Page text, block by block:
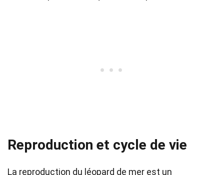
Reproduction et cycle de vie
La reproduction du léopard de mer est un